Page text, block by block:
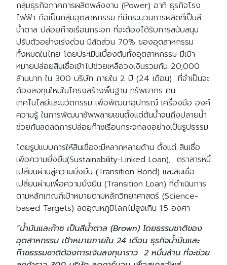
กลุ่มธุรกิจภาคการผลิตพลังงาน (Power) อาทิ ธุรกิจโรง
ไฟฟ้า ถือเป็นกลุ่มอุตสาหกรรม ที่มีกระบวนการผลิตที่เป็นสี
น้ำตาล ปล่อยก๊าซเรือนกระจก ที่จะต้องได้รับการสนับสนุน
ปรับตัวอย่างเร่งด่วน มีสัดส่วน 70% ของอุตสาหกรรม
ทั้งหมดในไทย โดยประเมินเบื้องต้นทั้งอุตสาหกรรม มีเป้า
หมายปล่อยสินเชื่อเข้าไปช่วยเหลือวงเงินรวมกัน 20,000
ล้านบาท ใน 300 บริษัท ภายใน 2 ปี (24 เดือน) ที่จำเป็นจะ
ต้องลงทุนใหม่ในโครงสร้างพื้นฐาน ทรัพยากร คน
เทคโนโลยีและนวัตกรรม เพื่อพัฒนาอุปกรณ์ เครื่องมือ องค์
ความรู้ ในการพัฒนาซัพพลายเชนตั้งแต่ต้นน้ำจนถึงปลายน้ำ
ช่วยกันลดลดการปล่อยก๊าซเรือนกระจกลงอย่างเป็นรูปธรรม
โดยรูปแบบการให้สินเชื่อจะมีหลากหลายด้าน ตั้งแต่ สินเชื่อ
เพื่อความยั่งยืน(Sustainability-Linked Loan), ตราสารหนี้
เปลี่ยนผ่านสู่ความยั่งยืน (Transition Bond) และสินเชื่อ
เปลี่ยนผ่านเพื่อความยั่งยืน (Transition Loan) ที่ดำเนินการ
ตามหลักเกณฑ์เป้าหมายตามหลักวิทยาศาสตร์ (Science-
based Targets) ลดอุณหภูมิโลกไม่สูงเกิน 1.5 องศา
“น้ำมันและก๊าซ เป็นสีน้ำตาล (Brown) โดยธรรมชาติของ
อุตสาหกรรม เป้าหมายภายใน 24 เดือน ธุรกิจน้ำมันและ
ก๊าซธรรมชาติต้องการเงินลงทุนาราว 2 หมื่นล้าน ที่จะช่วย